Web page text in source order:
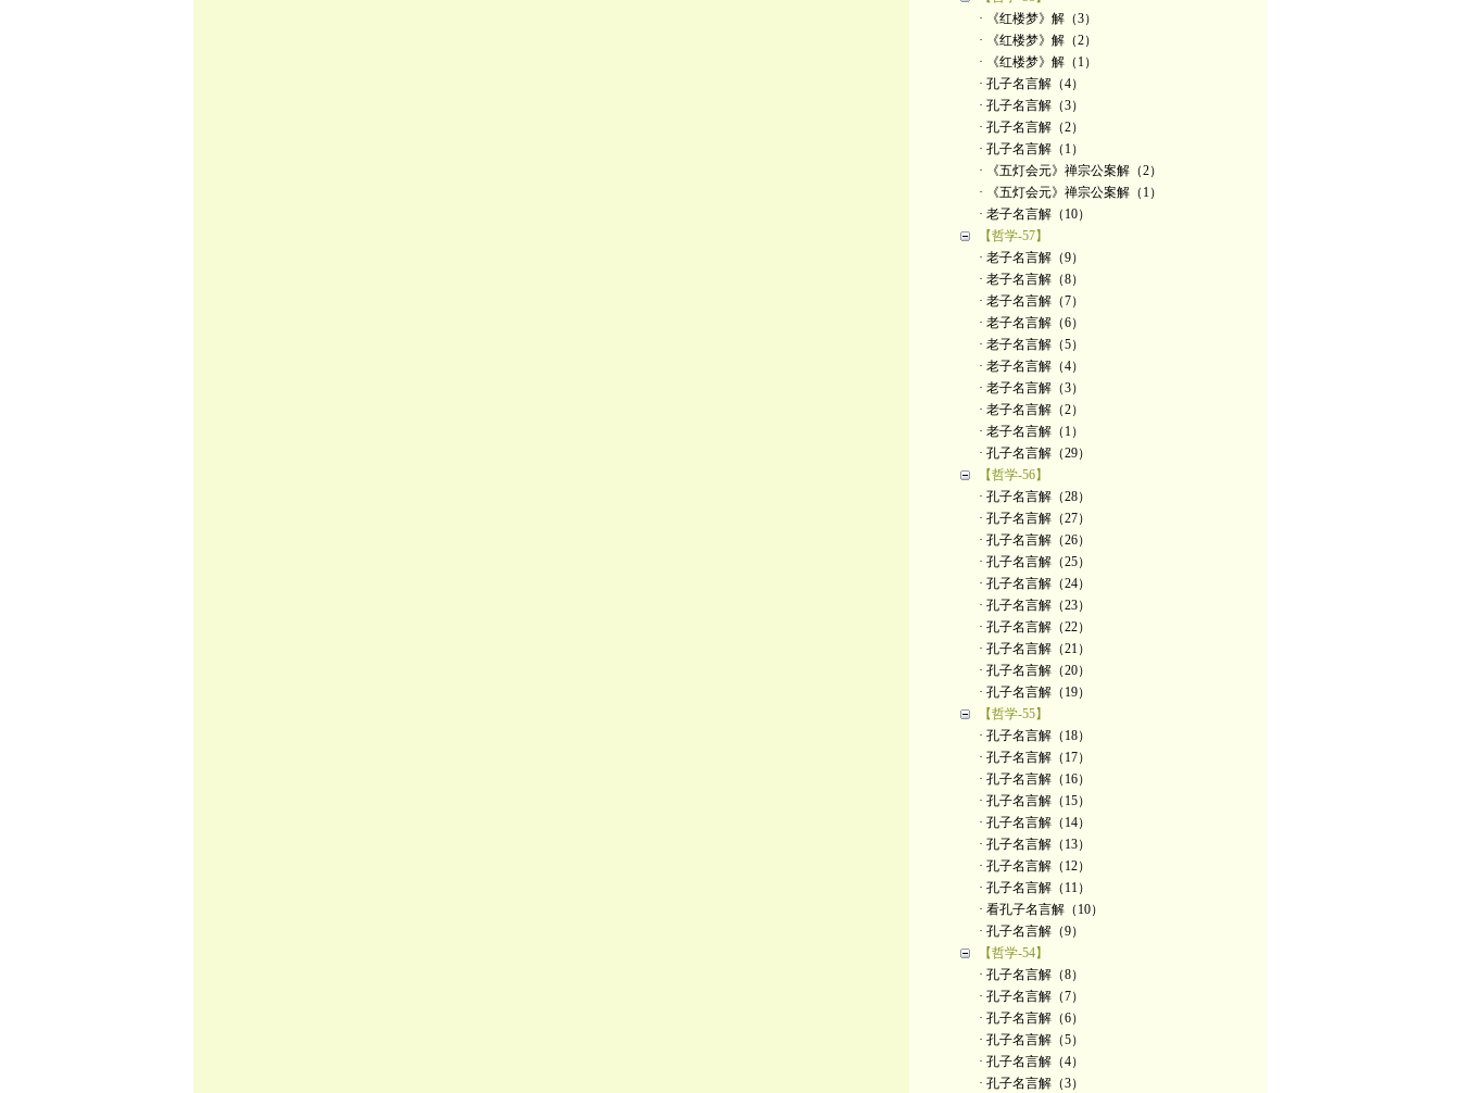
· 《红楼梦》解（3）
· 《红楼梦》解（2）
· 《红楼梦》解（1）
· 孔子名言解（4）
· 孔子名言解（3）
· 孔子名言解（2）
· 孔子名言解（1）
· 《五灯会元》禅宗公案解（2）
· 《五灯会元》禅宗公案解（1）
· 老子名言解（10）
【哲学-57】
· 老子名言解（9）
· 老子名言解（8）
· 老子名言解（7）
· 老子名言解（6）
· 老子名言解（5）
· 老子名言解（4）
· 老子名言解（3）
· 老子名言解（2）
· 老子名言解（1）
· 孔子名言解（29）
【哲学-56】
· 孔子名言解（28）
· 孔子名言解（27）
· 孔子名言解（26）
· 孔子名言解（25）
· 孔子名言解（24）
· 孔子名言解（23）
· 孔子名言解（22）
· 孔子名言解（21）
· 孔子名言解（20）
· 孔子名言解（19）
【哲学-55】
· 孔子名言解（18）
· 孔子名言解（17）
· 孔子名言解（16）
· 孔子名言解（15）
· 孔子名言解（14）
· 孔子名言解（13）
· 孔子名言解（12）
· 孔子名言解（11）
· 看孔子名言解（10）
· 孔子名言解（9）
【哲学-54】
· 孔子名言解（8）
· 孔子名言解（7）
· 孔子名言解（6）
· 孔子名言解（5）
· 孔子名言解（4）
· 孔子名言解（3）